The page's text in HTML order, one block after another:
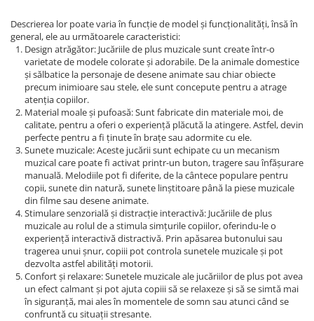
Descrierea lor poate varia în funcție de model și funcționalități, însă în
general, ele au următoarele caracteristici:
Design atrăgător: Jucăriile de plus muzicale sunt create într-o
varietate de modele colorate și adorabile. De la animale domestice
și sălbatice la personaje de desene animate sau chiar obiecte
precum inimioare sau stele, ele sunt concepute pentru a atrage
atenția copiilor.
Material moale și pufoasă: Sunt fabricate din materiale moi, de
calitate, pentru a oferi o experiență plăcută la atingere. Astfel, devin
perfecte pentru a fi ținute în brațe sau adormite cu ele.
Sunete muzicale: Aceste jucării sunt echipate cu un mecanism
muzical care poate fi activat printr-un buton, tragere sau înfășurare
manuală. Melodiile pot fi diferite, de la cântece populare pentru
copii, sunete din natură, sunete linștitoare până la piese muzicale
din filme sau desene animate.
Stimulare senzorială și distracție interactivă: Jucăriile de plus
muzicale au rolul de a stimula simțurile copiilor, oferindu-le o
experiență interactivă distractivă. Prin apăsarea butonului sau
tragerea unui șnur, copiii pot controla sunetele muzicale și pot
dezvolta astfel abilități motorii.
Confort și relaxare: Sunetele muzicale ale jucăriilor de plus pot avea
un efect calmant și pot ajuta copiii să se relaxeze și să se simtă mai
în siguranță, mai ales în momentele de somn sau atunci când se
confruntă cu situații stresante.